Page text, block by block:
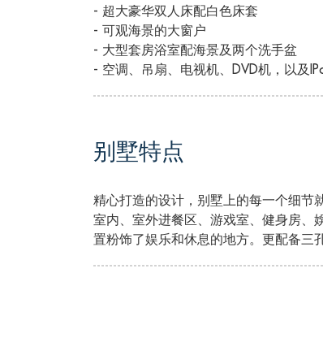
- 超大豪华双人床配白色床套
- 可观海景的大窗户
- 大型套房浴室配海景及两个洗手盆
- 空调、吊扇、电视机、DVD机，以及
别墅特点
精心打造的设计，别墅上的每一个细节
室内、室外进餐区、游戏室、健身房、
置粉饰了娱乐和休息的地方。更配备三